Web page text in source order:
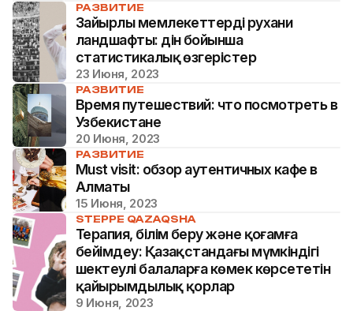
РАЗВИТИЕ
Зайырлы мемлекеттердің рухани
ландшафты: дін бойынша
статистикалық өзгерістер
23 Июня, 2023
РАЗВИТИЕ
Время путешествий: что посмотреть в
Узбекистане
20 Июня, 2023
РАЗВИТИЕ
Must visit: обзор аутентичных кафе в
Алматы
15 Июня, 2023
STEPPE QAZAQSHA
Терапия, білім беру және қоғамға
бейімдеу: Қазақстандағы мүмкіндігі
шектеулі балаларға көмек көрсететін
қайырымдылық қорлар
9 Июня, 2023